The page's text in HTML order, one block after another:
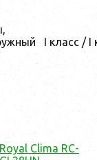
I класс / I
Royal Clima RC-